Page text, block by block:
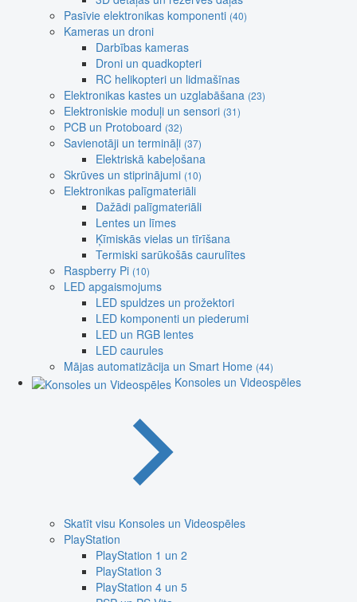
Pasīvie elektronikas komponenti (40)
Kameras un droni
Darbības kameras
Droni un quadkopteri
RC helikopteri un lidmašīnas
Elektronikas kastes un uzglabāšana (23)
Elektroniskie moduļi un sensori (31)
PCB un Protoboard (32)
Savienotāji un termināļi (37)
Elektriskā kabeļošana
Skrūves un stiprinājumi (10)
Elektronikas palīgmateriāli
Dažādi palīgmateriāli
Lentes un līmes
Ķīmiskās vielas un tīrīšana
Termiski sarūkošās caurulītes
Raspberry Pi (10)
LED apgaismojums
LED spuldzes un prožektori
LED komponenti un piederumi
LED un RGB lentes
LED caurules
Mājas automatizācija un Smart Home (44)
Konsoles un Videospēles
Skatīt visu Konsoles un Videospēles
PlayStation
PlayStation 1 un 2
PlayStation 3
PlayStation 4 un 5